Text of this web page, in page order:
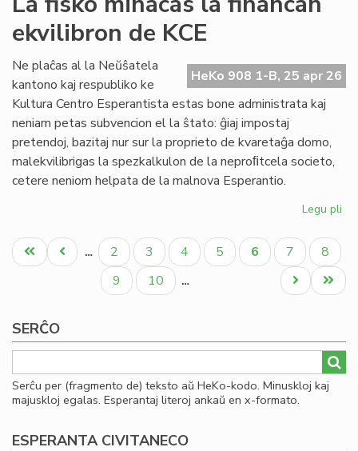
ekvilibron de KCE
HeKo 908 1-B, 25 apr 26
Ne plaĉas al la Neŭŝatela
kantono kaj respubliko ke
Kultura Centro Esperantista estas bone administrata kaj
neniam petas subvencion el la ŝtato: ĝiaj impostaj
pretendoj, bazitaj nur sur la proprieto de kvaretaĝa domo,
malekvilibrigas la spezkalkulon de la neproﬁtcela societo,
cetere neniom helpata de la malnova Esperantio.
Legu pli
la
Pagination
Unua
paĝo
Antaŭa
paĝo
… Paĝo
2 Paĝo
3 Paĝo
4 Paĝo
5
Aktuala
paĝo
6 Paĝo
7 Paĝo
8
Paĝo
9 Paĝo
10 …
Last
page
Next
page
SERĈO
Serĉu per (fragmento de) teksto aŭ HeKo-kodo. Minuskloj kaj
majuskloj egalas. Esperantaj literoj ankaŭ en x-formato.
ESPERANTA CIVITANECO